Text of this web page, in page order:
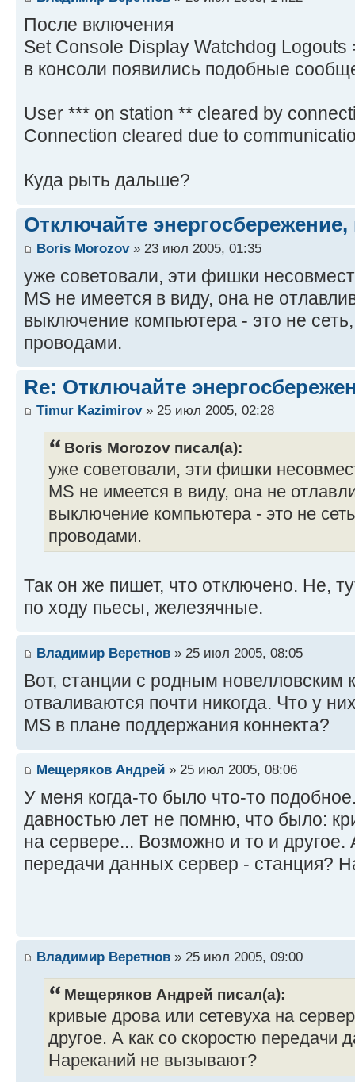
После включения
Set Console Display Watchdog Logouts
в консоли появились подобные
User *** on station ** cleared by
Connection cleared due to
Куда рыть дальше?
Отключайте энергосбережение,
Boris Morozov» 23 июл 2005, 01:35
уже советовали, эти фишки
MS не имеется в виду, она не
выключение компьютера - это не
проводами.
Re: Отключайте
Timur Kazimirov» 25 июл 2005, 02:28
Boris Morozov писал(а):
уже советовали, эти фишки
MS не имеется в виду, она не
выключение компьютера - это не
проводами.
Так он же пишет, что отключено. Не,
по ходу пьесы, железячные.
Владимир Веретнов » 25 июл 2005, 08:05
Вот, станции с родным новелловским
отваливаются почти никогда. Что у
MS в плане поддержания коннекта?
Мещеряков Андрей » 25 июл 2005, 08:06
У меня когда-то было что-то
давностью лет не помню, что было:
на сервере... Возможно и то и другое.
передачи данных сервер - станция?
Владимир Веретнов » 25 июл 2005, 09:00
Мещеряков Андрей писал(а):
кривые дрова или сетевуха на
другое. А как со скоростю передачи
Нареканий не вызывают?